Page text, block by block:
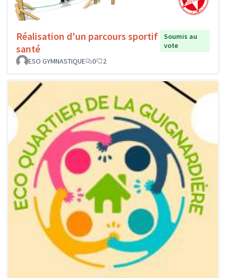
Réalisation d'un parcours sportif
santé
Soumis au
vote
ESO GYMNASTIQUE
0 2